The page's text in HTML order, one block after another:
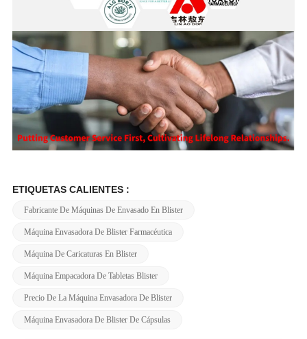
ETIQUETAS CALIENTES :
Fabricante De Máquinas De Envasado En Blister
Máquina Envasadora De Blister Farmacéutica
Máquina De Caricaturas En Blister
Máquina Empacadora De Tabletas Blister
Precio De La Máquina Envasadora De Blister
Máquina Envasadora De Blister De Cápsulas